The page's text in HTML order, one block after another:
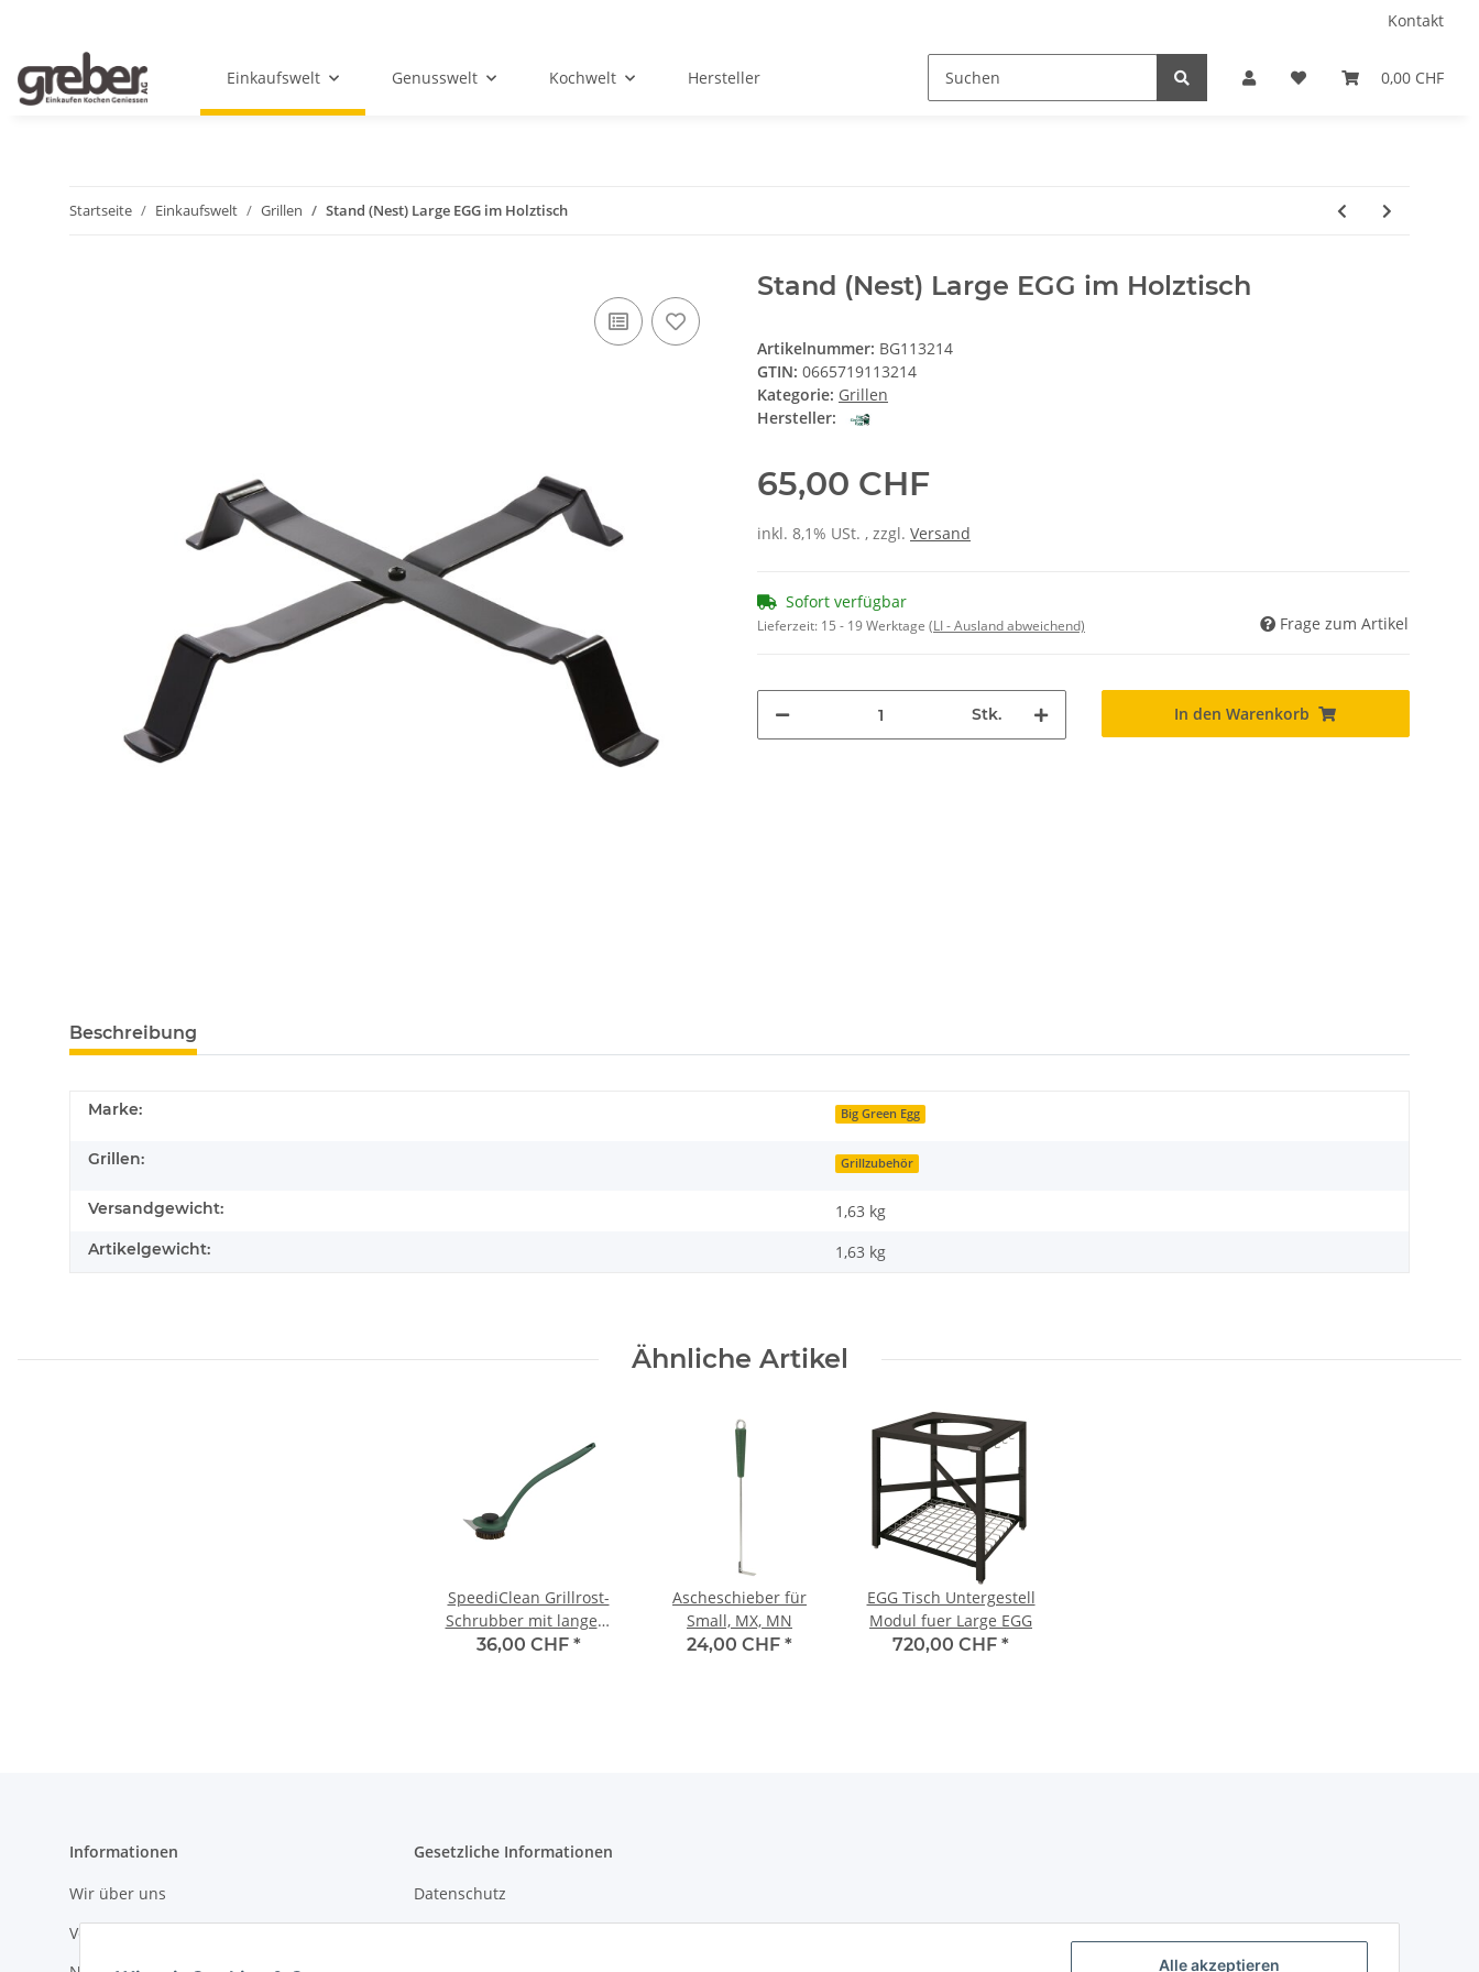
Kontakt
0,00 CHF
Einkaufswelt Genusswelt Kochwelt Hersteller
Startseite Einkaufswelt Grillen Stand (Nest) Large EGG im Holztisch
Stand (Nest) Large EGG im Holztisch
Artikelnummer: BG113214
GTIN: 0665719113214
Kategorie: Grillen
Hersteller:
65,00 CHF
inkl. 8,1% USt. , zzgl. Versand
Sofort verfügbar
Lieferzeit: 15 - 19 Werktage (LI - Ausland abweichend) Frage zum Artikel
Stk. In den Warenkorb
Beschreibung
Marke: Big Green Egg
Grillen: Grillzubehör
Versandgewicht: 1,63 kg
Artikelgewicht: 1,63 kg
Ähnliche Artikel
SpeediClean Grillrost-
Schrubber mit langem
Griff
36,00 CHF *
Ascheschieber für
Small, MX, MN
24,00 CHF *
EGG Tisch Untergestell
Modul fuer Large EGG
720,00 CHF *
Informationen
Wir über uns
Versandinformationen
Gesetzliche Informationen
Datenschutz
Alle akzeptieren